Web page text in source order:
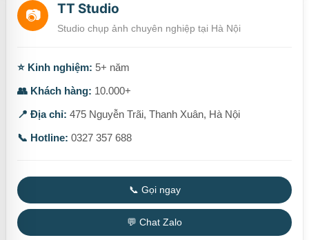
📷 TT Studio
Studio chụp ảnh chuyên nghiệp tại Hà Nội
⭐ Kinh nghiệm: 5+ năm
👥 Khách hàng: 10.000+
📍 Địa chỉ: 475 Nguyễn Trãi, Thanh Xuân, Hà Nội
📞 Hotline: 0327 357 688
📞 Gọi ngay
💬 Chat Zalo